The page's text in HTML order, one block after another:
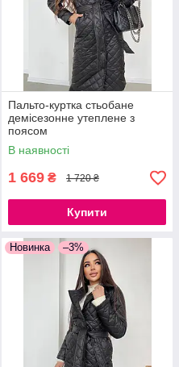
Пальто-куртка стьобане
демісезонне утеплене з
поясом
В наявності
1 669 ₴ 1 720 ₴
Купити
Новинка –3%